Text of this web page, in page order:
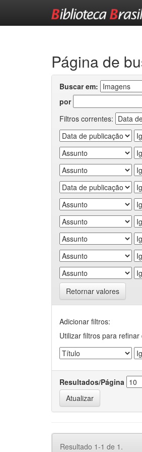
Página de
Buscar em:
por
Filtros correntes:
Retornar valores
Adicionar filtros:
Utilizar filtros para
Resultados/Página
Resultado 1-1 de 1.